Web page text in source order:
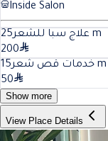
Inside Salon
علاج سبا للشعر25
m
200
خدمات قص شعر15
m
50
Show more
View Place Details